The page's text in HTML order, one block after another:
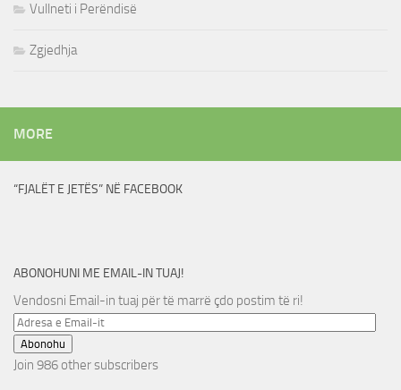
Vullneti i Perëndisë
Zgjedhja
MORE
“FJALËT E JETËS” NË FACEBOOK
ABONOHUNI ME EMAIL-IN TUAJ!
Vendosni Email-in tuaj për të marrë çdo postim të ri!
Adresa
e
Email-
Abonohu
Join 986 other subscribers